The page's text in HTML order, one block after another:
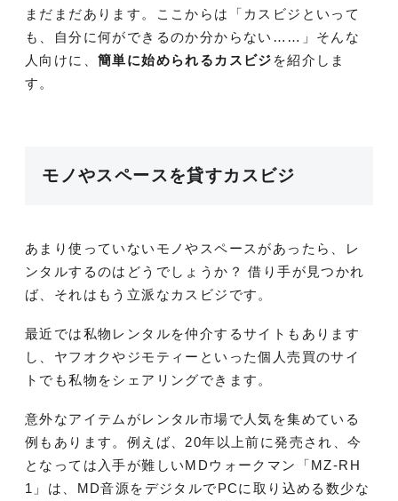
まだまだあります。ここからは「カスビジといって
も、自分に何ができるのか分からない……」そんな
人向けに、 簡単に始められるカスビジ を紹介しま
す。
モノやスペースを貸すカスビジ
あまり使っていないモノやスペースがあったら、レ
ンタルするのはどうでしょうか？ 借り手が見つかれ
ば、それはもう立派なカスビジです。
最近では私物レンタルを仲介するサイトもあります
し、ヤフオクやジモティーといった個人売買のサイ
トでも私物をシェアリングできます。
意外なアイテムがレンタル市場で人気を集めている
例もあります。例えば、20年以上前に発売され、今
となっては入手が難しいMDウォークマン「MZ-RH
1」は、MD音源をデジタルでPCに取り込める数少な